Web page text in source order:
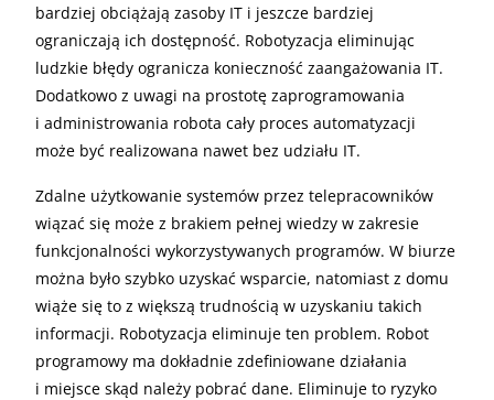
bardziej obciążają zasoby IT i jeszcze bardziej
ograniczają ich dostępność. Robotyzacja eliminując
ludzkie błędy ogranicza konieczność zaangażowania IT.
Dodatkowo z uwagi na prostotę zaprogramowania
i administrowania robota cały proces automatyzacji
może być realizowana nawet bez udziału IT.
Zdalne użytkowanie systemów przez telepracowników
wiązać się może z brakiem pełnej wiedzy w zakresie
funkcjonalności wykorzystywanych programów. W biurze
można było szybko uzyskać wsparcie, natomiast z domu
wiąże się to z większą trudnością w uzyskaniu takich
informacji. Robotyzacja eliminuje ten problem. Robot
programowy ma dokładnie zdefiniowane działania
i miejsce skąd należy pobrać dane. Eliminuje to ryzyko